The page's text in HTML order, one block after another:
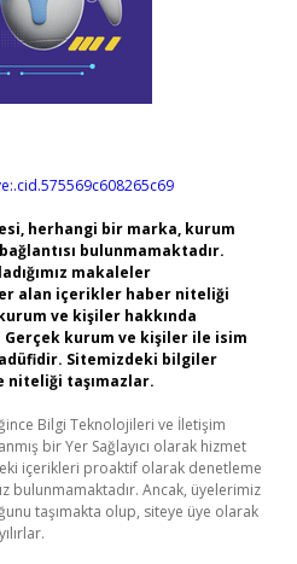
herhangi bir marka, kurum
bulunmamaktadır.
makaleler
alan içerikler haber niteliği
ve kişiler hakkında
Gerçek kurum ve kişiler ile isim
Sitemizdeki bilgiler
niteliği taşımazlar.
Bilgi Teknolojileri ve İletişim
bir Yer Sağlayıcı olarak hizmet
içerikleri proaktif olarak denetleme
bulunmamaktadır. Ancak, üyelerimiz
taşımakta olup, siteye üye olarak